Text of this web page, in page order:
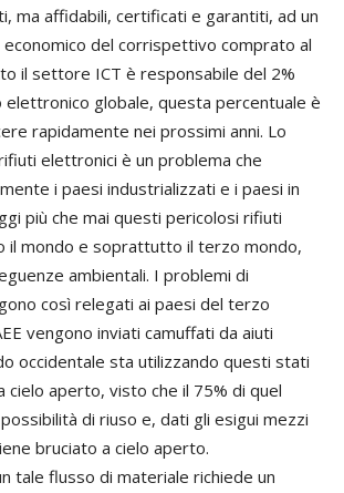
ma affidabili, certificati e garantiti, ad un
del corrispettivo comprato al
il settore ICT è responsabile del 2%
elettronico globale, questa percentuale è
rapidamente nei prossimi anni. Lo
elettronici è un problema che
i paesi industrializzati e i paesi in
più che mai questi pericolosi rifiuti
il mondo e soprattutto il terzo mondo,
ambientali. I problemi di
così relegati ai paesi del terzo
vengono inviati camuffati da aiuti
occidentale sta utilizzando questi stati
cielo aperto, visto che il 75% di quel
di riuso e, dati gli esigui mezzi
bruciato a cielo aperto.
tale flusso di materiale richiede un